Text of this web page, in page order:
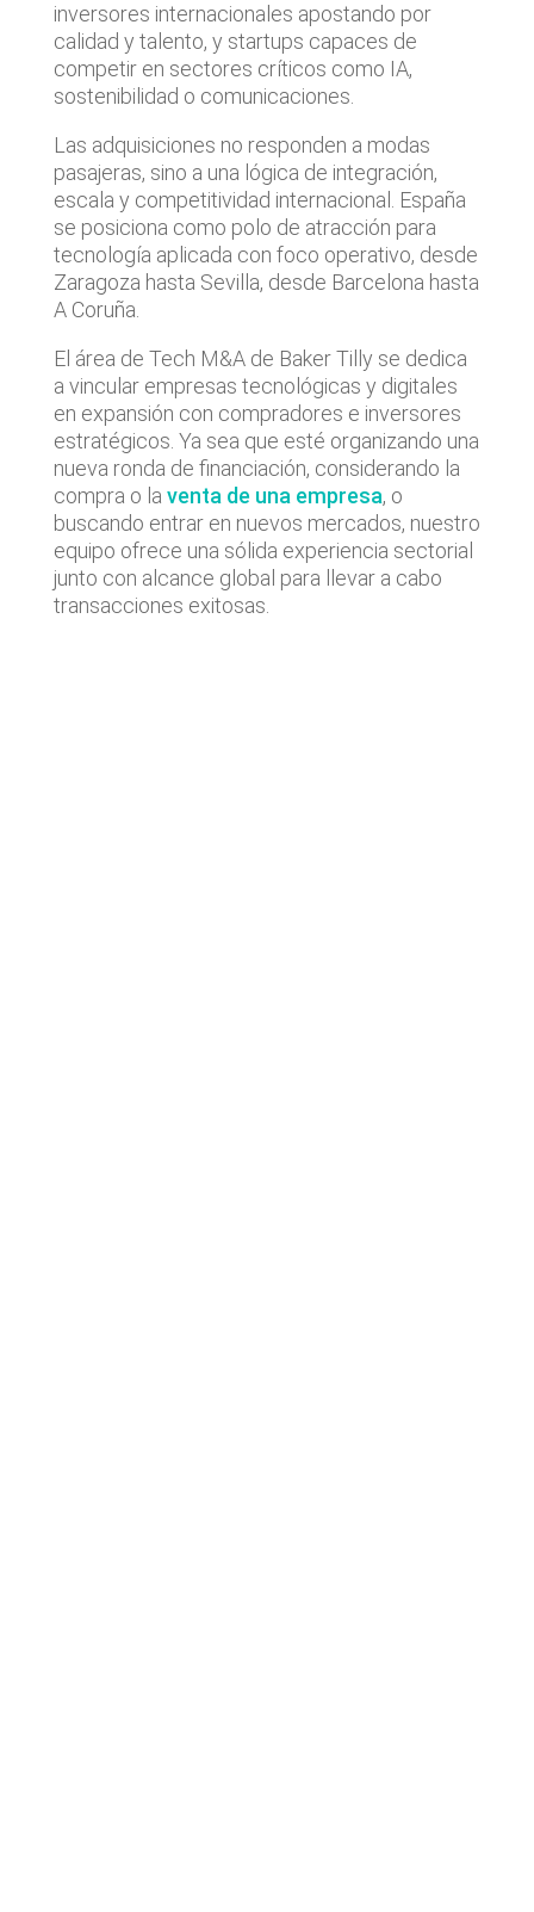
inversores internacionales apostando por
calidad y talento, y startups capaces de
competir en sectores críticos como IA,
sostenibilidad o comunicaciones.
Las adquisiciones no responden a modas
pasajeras, sino a una lógica de integración,
escala y competitividad internacional. España
se posiciona como polo de atracción para
tecnología aplicada con foco operativo, desde
Zaragoza hasta Sevilla, desde Barcelona hasta
A Coruña.
El área de Tech M&A de Baker Tilly se dedica
a vincular empresas tecnológicas y digitales
en expansión con compradores e inversores
estratégicos. Ya sea que esté organizando una
nueva ronda de financiación, considerando la
compra o la venta de una empresa, o
buscando entrar en nuevos mercados, nuestro
equipo ofrece una sólida experiencia sectorial
junto con alcance global para llevar a cabo
transacciones exitosas.